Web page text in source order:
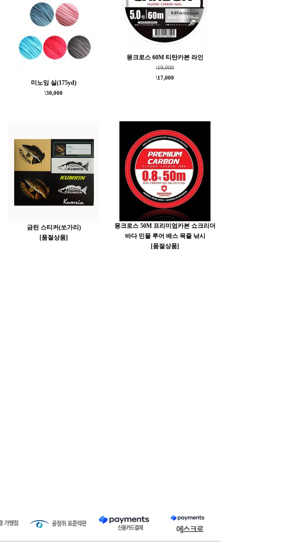
미노잉 실(175yd)
\30,000
몽크로스 60M 티탄카본 라인
\19,000
\17,000
금린 스티커(쏘가리)
[품절상품]
몽크로스 50M 프리미엄카본 쇼크리더
바다 민물 루어 배스 목줄 낚시
[품절상품]